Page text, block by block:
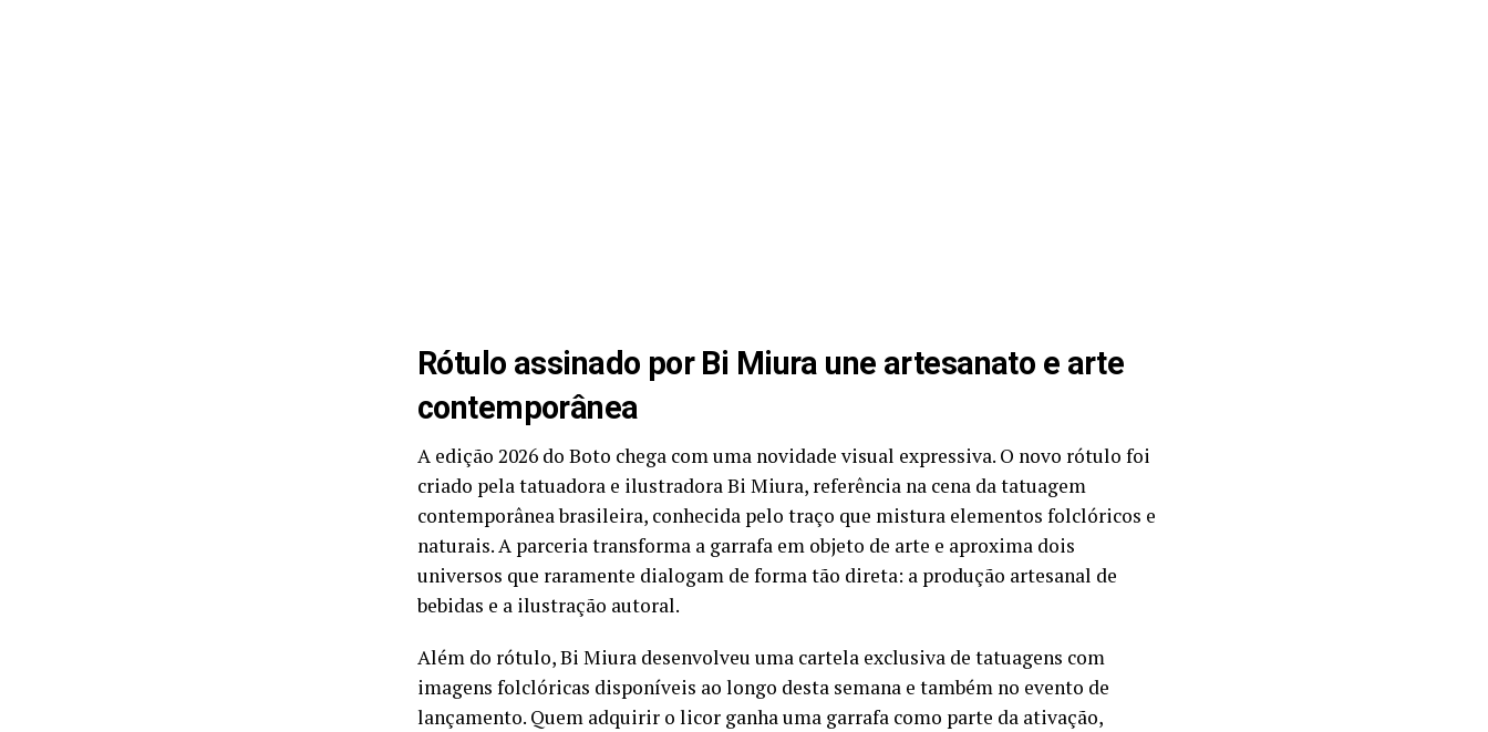
Rótulo assinado por Bi Miura une artesanato e arte
contemporânea
A edição 2026 do Boto chega com uma novidade visual expressiva. O novo rótulo foi
criado pela tatuadora e ilustradora Bi Miura, referência na cena da tatuagem
contemporânea brasileira, conhecida pelo traço que mistura elementos folclóricos e
naturais. A parceria transforma a garrafa em objeto de arte e aproxima dois
universos que raramente dialogam de forma tão direta: a produção artesanal de
bebidas e a ilustração autoral.
Além do rótulo, Bi Miura desenvolveu uma cartela exclusiva de tatuagens com
imagens folclóricas disponíveis ao longo desta semana e também no evento de
lançamento. Quem adquirir o licor ganha uma garrafa como parte da ativação,